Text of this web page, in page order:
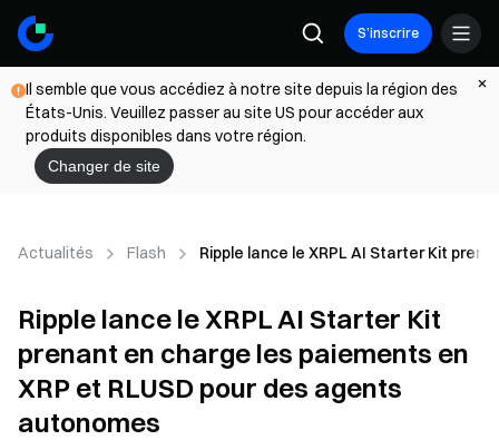
S’inscrire
Il semble que vous accédiez à notre site depuis la région des
États-Unis. Veuillez passer au site US pour accéder aux
produits disponibles dans votre région.
Changer de site
Actualités Flash Ripple lance le XRPL AI Starter Kit
Ripple lance le XRPL AI Starter Kit
prenant en charge les paiements en
XRP et RLUSD pour des agents
autonomes